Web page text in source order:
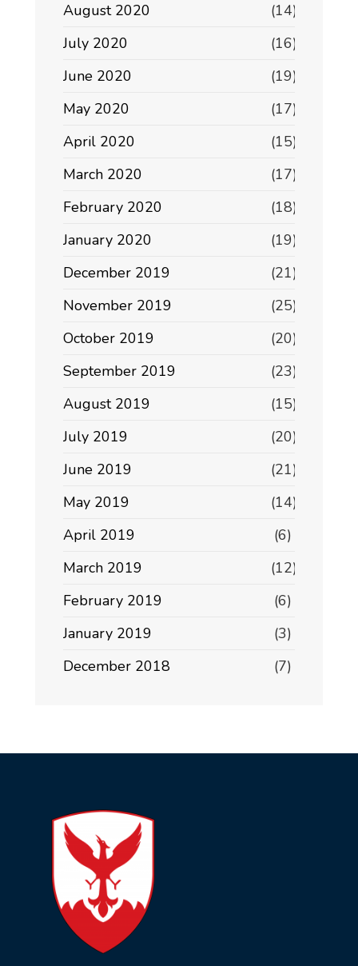
August 2020
(14)
July 2020
(16)
June 2020
(19)
May 2020
(17)
April 2020
(15)
March 2020
(17)
February 2020
(18)
January 2020
(19)
December 2019
(21)
November 2019
(25)
October 2019
(20)
September 2019
(23)
August 2019
(15)
July 2019
(20)
June 2019
(21)
May 2019
(14)
April 2019
(6)
March 2019
(12)
February 2019
(6)
January 2019
(3)
December 2018
(7)